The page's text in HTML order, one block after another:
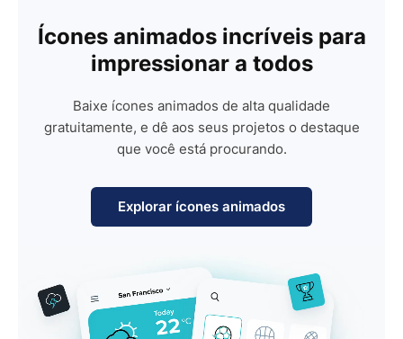
Ícones animados incríveis para
impressionar a todos
Baixe ícones animados de alta qualidade
gratuitamente, e dê aos seus projetos o destaque
que você está procurando.
Explorar ícones animados